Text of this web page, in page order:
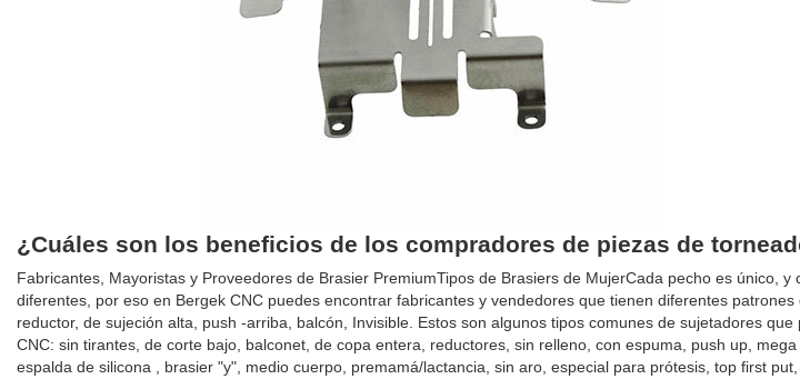
¿Cuáles son los beneficios de los compradores de piezas de
Fabricantes, Mayoristas y Proveedores de Brasier PremiumTipos de Brasiers de MujerCada pecho es único,
diferentes, por eso en Bergek CNC puedes encontrar fabricantes y vendedores que tienen diferentes
reductor, de sujeción alta, push -arriba, balcón, Invisible. Estos son algunos tipos comunes de sujetadores
CNC: sin tirantes, de corte bajo, balconet, de copa entera, reductores, sin relleno, con espuma, push up,
espalda de silicona , brasier "y", medio cuerpo, premamá/lactancia, sin aro, especial para prótesis, top first